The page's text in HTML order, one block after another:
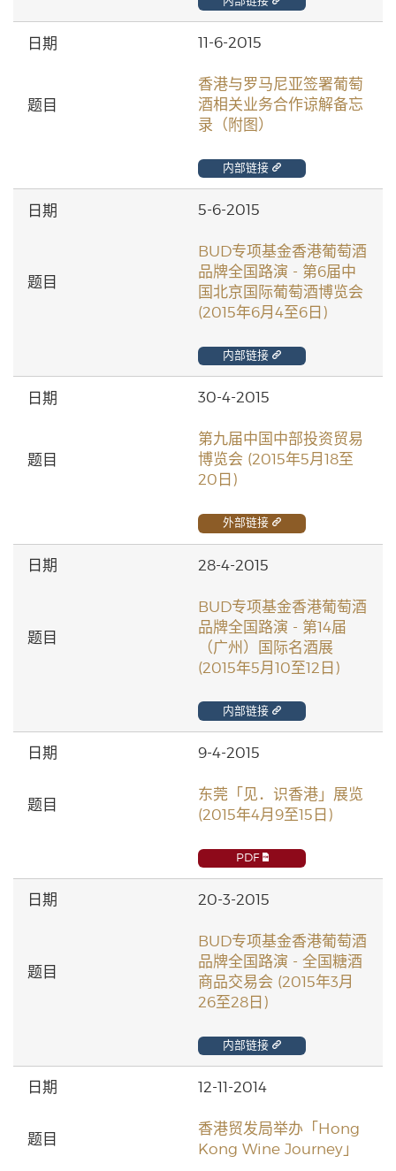
11-6-2015
香港与罗马尼亚签署葡萄
酒相关业务合作谅解备忘
录（附图）
内部链接
5-6-2015
BUD专项基金香港葡萄酒
品牌全国路演 - 第6届中
国北京国际葡萄酒博览会
(2015年6月4至6日)
内部链接
30-4-2015
第九届中国中部投资贸易
博览会 (2015年5月18至
20日)
外部链接
28-4-2015
BUD专项基金香港葡萄酒
品牌全国路演 - 第14届
（广州）国际名酒展
(2015年5月10至12日)
内部链接
9-4-2015
东莞「见．识香港」展览
(2015年4月9至15日)
PDF
20-3-2015
BUD专项基金香港葡萄酒
品牌全国路演 - 全国糖酒
商品交易会 (2015年3月
26至28日)
内部链接
12-11-2014
香港贸发局举办「Hong
Kong Wine Journey」